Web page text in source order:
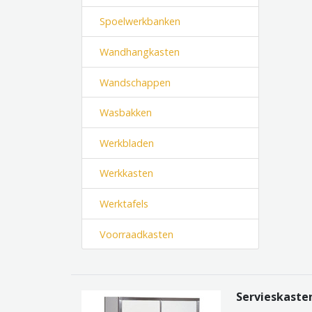
Spoelwerkbanken
Wandhangkasten
Wandschappen
Wasbakken
Werkbladen
Werkkasten
Werktafels
Voorraadkasten